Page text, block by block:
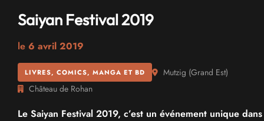
Saiyan Festival 2019
le 6 avril 2019
LIVRES, COMICS, MANGA ET BD Mutzig (Grand Est)
Château de Rohan
Le Saiyan Festival 2019, c’est un événement unique dans